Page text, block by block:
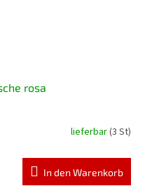
rosa
lieferbar(3 St)
In den Warenkorb